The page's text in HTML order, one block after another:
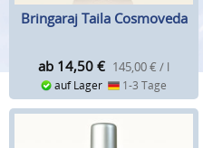
Bringaraj Taila Cosmoveda
ab 14,50 € 145,00 € / l
auf Lager 1-3 Tage